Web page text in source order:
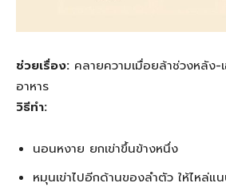
ช่วยเรื่อง: คลายความเมื่อยล้าช่วงหลัง-
อาหาร
วิธีทำ:
นอนหงาย ยกเข่าขึ้นข้างหนึ่ง
หมุนเข่าไปอีกด้านของลำตัว ให้ไหล่แ